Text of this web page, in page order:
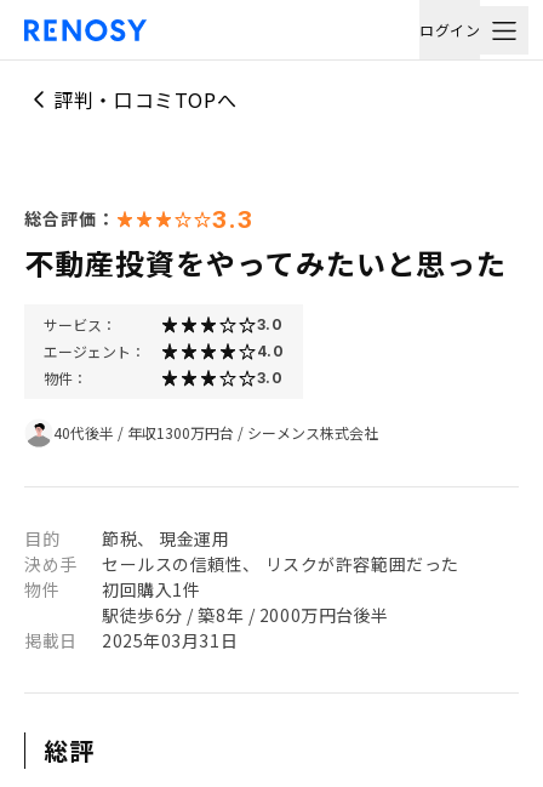
ログイン
評判・口コミTOPへ
総合評価： 3.3
不動産投資をやってみたいと思った
サービス： 3.0
エージェント： 4.0
物件： 3.0
40代後半 / 年収1300万円台 / シーメンス株式会社
目的
節税、 現金運用
決め手
セールスの信頼性、 リスクが許容範囲だった
物件
初回購入1件
駅徒歩6分 / 築8年 / 2000万円台後半
掲載日
2025年03月31日
総評